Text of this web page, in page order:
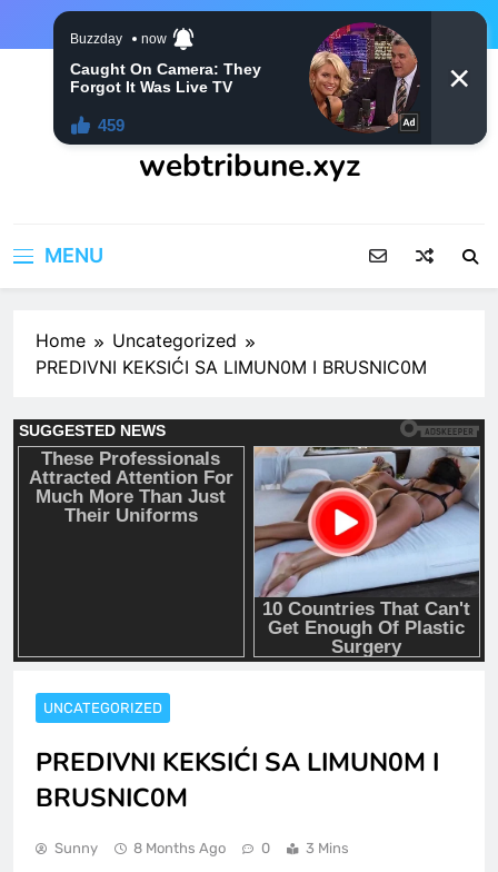
webtribune.xyz
MENU
Home
Uncategorized
PREDIVNI KEKSIĆI SA LIMUN0M I BRUSNIC0M
UNCATEGORIZED
PREDIVNI KEKSIĆI SA LIMUN0M I
BRUSNIC0M
Sunny 8 Months Ago 0 3 Mins